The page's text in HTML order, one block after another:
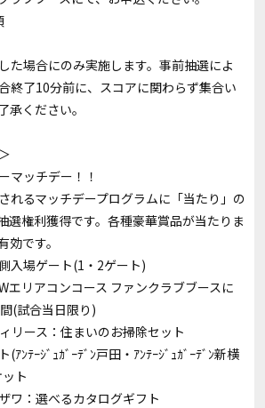
た場合にのみ実施します。事前抽選によ
終了10分前に、スコアに関わらず集合い
承ください。
マッチデー！！
れるマッチデープログラムに「当たり」の
選権利獲得です。各種豪華賞品が当たりま
です。
入場ゲート(1・2ゲート)
リアコンコース ファンクラブブースに
(試合当日限り)
リース：住まいのお掃除セット
ｱﾝﾃｰｼﾞｭｶﾞｰﾃﾞﾝ戸田・ｱﾝﾃｰｼﾞｭｶﾞｰﾃﾞﾝ新横
ト
ワ：選べるカタログギフト